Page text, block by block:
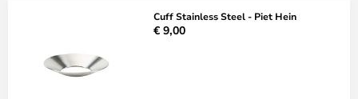
Cuff Stainless Steel - Piet Hein
€ 9,00